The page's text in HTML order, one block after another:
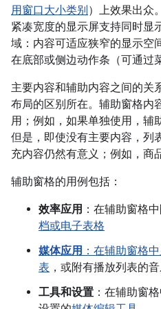
用窗口大小类别）上效果出众
紧凑宽度的显示屏支持同时显
域：内容可适应狭窄的显示空
在底部或侧边动作条（可通过
主要内容和辅助内容之间的关
布局的区别所在。辅助窗格内
用；例如，如果单独使用，辅
但是，即使没有主要内容，列
充内容仍然有意义；例如，商
辅助窗格的用例包括：
效率应用 ：在辅助窗格
档或电子表格
媒体应用 ： 在辅助窗格
表 ，或附有播放列表的
工具和设置 ：在辅助窗